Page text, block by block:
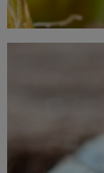
ontwikkeling in
uitvliegen om te